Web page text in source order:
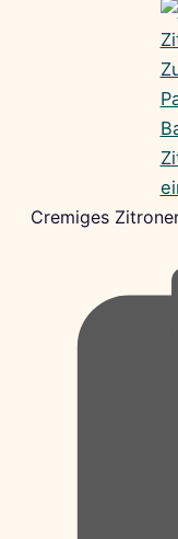
Cremiges